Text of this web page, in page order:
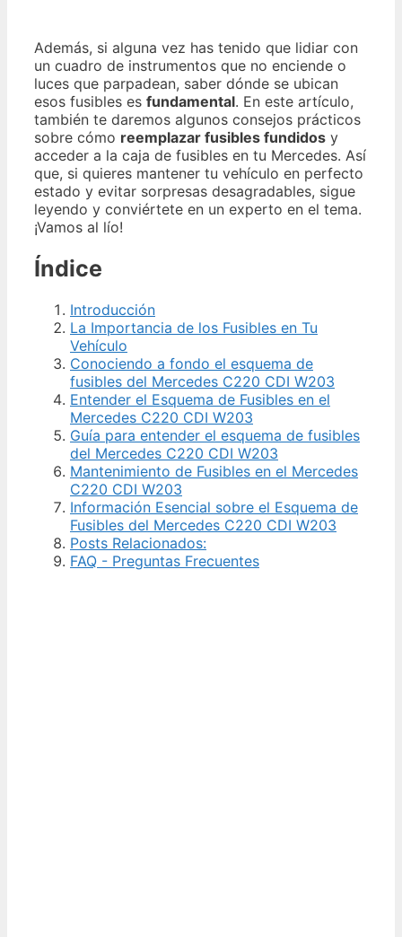
Además, si alguna vez has tenido que lidiar con
un cuadro de instrumentos que no enciende o
luces que parpadean, saber dónde se ubican
esos fusibles es fundamental. En este artículo,
también te daremos algunos consejos prácticos
sobre cómo reemplazar fusibles fundidos y
acceder a la caja de fusibles en tu Mercedes. Así
que, si quieres mantener tu vehículo en perfecto
estado y evitar sorpresas desagradables, sigue
leyendo y conviértete en un experto en el tema.
¡Vamos al lío!
Índice
Introducción
La Importancia de los Fusibles en Tu
Vehículo
Conociendo a fondo el esquema de
fusibles del Mercedes C220 CDI W203
Entender el Esquema de Fusibles en el
Mercedes C220 CDI W203
Guía para entender el esquema de fusibles
del Mercedes C220 CDI W203
Mantenimiento de Fusibles en el Mercedes
C220 CDI W203
Información Esencial sobre el Esquema de
Fusibles del Mercedes C220 CDI W203
Posts Relacionados:
FAQ - Preguntas Frecuentes